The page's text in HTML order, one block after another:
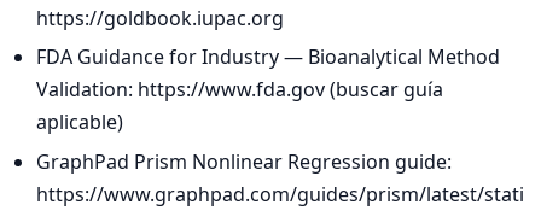
https://goldbook.iupac.org
FDA Guidance for Industry — Bioanalytical Method
Validation: https://www.fda.gov (buscar guía
aplicable)
GraphPad Prism Nonlinear Regression guide:
https://www.graphpad.com/guides/prism/latest/stati